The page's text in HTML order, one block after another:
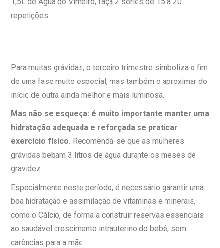
repetições.
Para muitas grávidas, o terceiro trimestre simboliza o fim
de uma fase muito especial, mas também o aproximar do
início de outra ainda melhor e mais luminosa.
Mas não se esqueça: é muito importante manter uma
hidratação adequada e reforçada se praticar
exercício físico. Recomenda-se que as mulheres
grávidas bebam 3 litros de água durante os meses de
gravidez.
Especialmente neste período, é necessário garantir uma
boa hidratação e assimilação de vitaminas e minerais,
como o Cálcio, de forma a construir reservas essenciais
ao saudável crescimento intrauterino do bebé, sem
carências para a mãe.